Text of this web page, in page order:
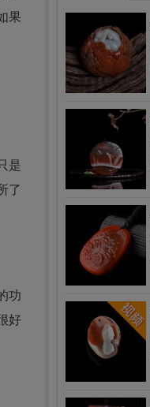
果
是
了
功
好